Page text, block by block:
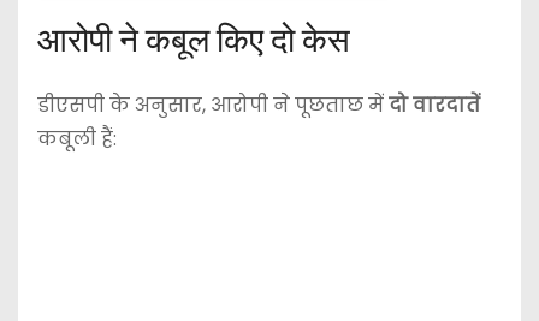
आरोपी ने कबूल किए दो केस
डीएसपी के अनुसार, आरोपी ने पूछताछ मेंदो वारदातें
कबूली हैं: